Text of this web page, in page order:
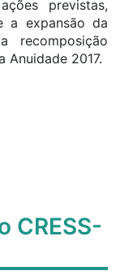
previstas,
a expansão da
recomposição
Anuidade 2017.
CRESS-